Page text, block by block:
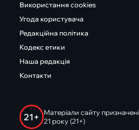
Використання cookies
Угода користувача
Редакційна політика
Кодекс етики
Наша редакція
Контакти
21+
Матеріали сайту
21 року (21+)